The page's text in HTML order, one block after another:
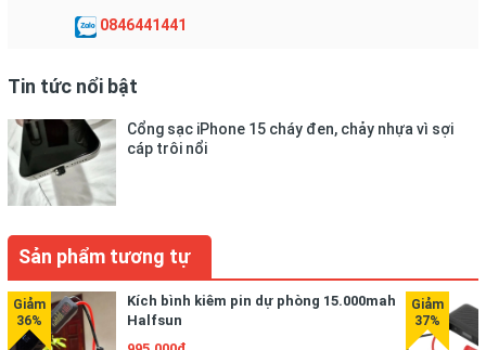
0846441441
Tin tức nổi bật
Cổng sạc iPhone 15 cháy đen, chảy nhựa vì sợi
cáp trôi nổi
Sản phẩm tương tự
Kích bình kiêm pin dự phòng 15.000mah
Halfsun